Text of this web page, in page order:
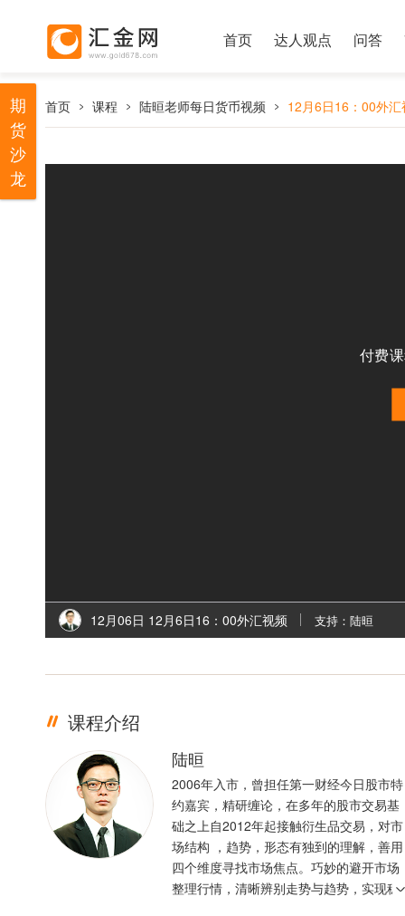
首页 达人观点 问答
首页 课程 陆晅老师每日货币视频 12月6日16：00外汇
付费
12月06日 12月6日16：00外汇视频 支持：陆晅
课程介绍
陆晅
2006年入市，曾担任第一财经今日股市特
约嘉宾，精研缠论，在多年的股市交易基
础之上自2012年起接触衍生品交易，对市
场结构 ，趋势，形态有独到的理解，善用
四个维度寻找市场焦点。巧妙的避开市场
整理行情，清晰辨别走势与趋势，实现稳
期
货
沙
龙